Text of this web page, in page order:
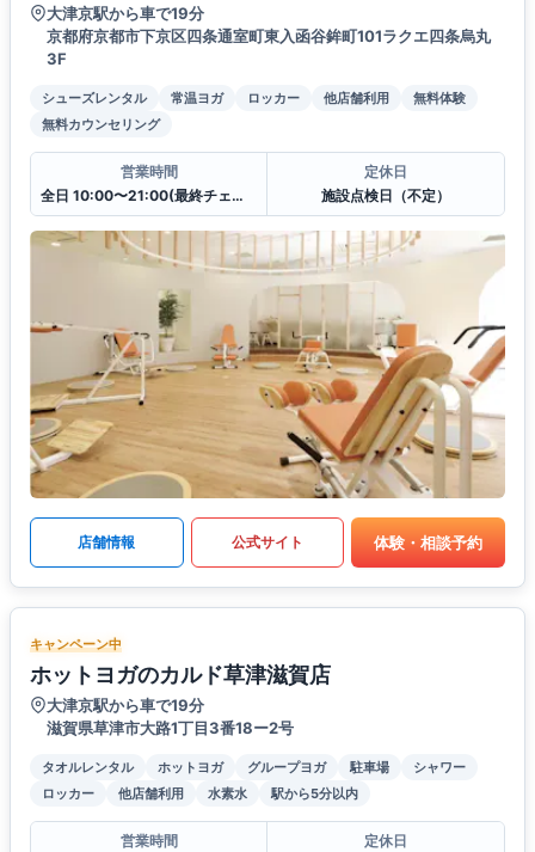
大津京駅から車で19分
京都府京都市下京区四条通室町東入函谷鉾町101ラクエ四条烏丸
3F
シューズレンタル 常温ヨガ ロッカー 他店舗利用
無料体験
無料カウンセリング
営業時間
全日 10:00〜21:00(最終チェックイン20:30)
定休日
施設点検日（不定）
店舗情報 公式サイト 体験・相談予約
キャンペーン中
ホットヨガのカルド草津滋賀店
大津京駅から車で19分
滋賀県草津市大路1丁目3番18ー2号
タオルレンタル ホットヨガ グループヨガ 駐車場
シャワー
ロッカー
他店舗利用 水素水 駅から5分以内
営業時間
定休日